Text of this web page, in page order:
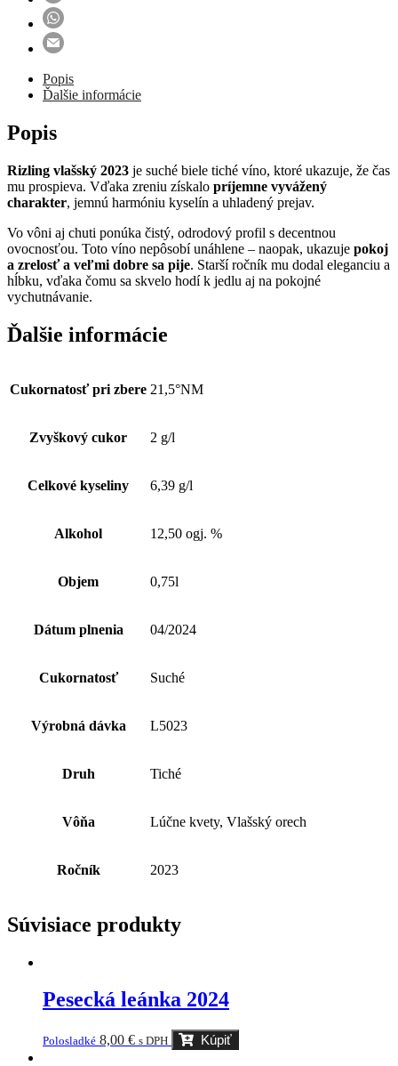
Popis
Ďalšie informácie
Popis
Rizling vlašský 2023 je suché biele tiché víno, ktoré ukazuje, že čas
mu prospieva. Vďaka zreniu získalo príjemne vyvážený
charakter, jemnú harmóniu kyselín a uhladený prejav.
Vo vôni aj chuti ponúka čistý, odrodový profil s decentnou
ovocnosťou. Toto víno nepôsobí unáhlene – naopak, ukazuje pokoj
a zrelosť a veľmi dobre sa pije. Starší ročník mu dodal eleganciu a
hĺbku, vďaka čomu sa skvelo hodí k jedlu aj na pokojné
vychutnávanie.
Ďalšie informácie
Cukornatosť pri zbere 21,5°NM
Zvyškový cukor 2 g/l
Celkové kyseliny 6,39 g/l
Alkohol 12,50 ogj. %
Objem 0,75l
Dátum plnenia 04/2024
Cukornatosť Suché
Výrobná dávka L5023
Druh Tiché
Vôňa Lúčne kvety, Vlašský orech
Ročník 2023
Súvisiace produkty
Pesecká leánka 2024
Polosladké 8,00 € s DPH Kúpiť